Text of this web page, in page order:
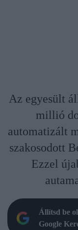
Az egyesült
millió
automatizált
szakosodott
Ezzel
Állítsd be
Google